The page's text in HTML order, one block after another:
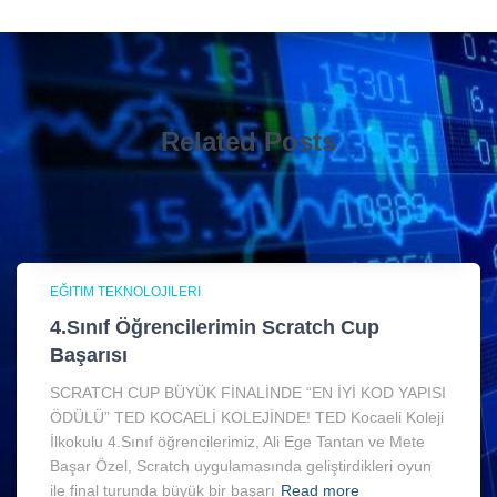
Related Posts
EĞITIM TEKNOLOJILERI
4.Sınıf Öğrencilerimin Scratch Cup
Başarısı
SCRATCH CUP BÜYÜK FİNALİNDE “EN İYİ KOD YAPISI
ÖDÜLÜ” TED KOCAELİ KOLEJİNDE! TED Kocaeli Koleji
İlkokulu 4.Sınıf öğrencilerimiz, Ali Ege Tantan ve Mete
Başar Özel, Scratch uygulamasında geliştirdikleri oyun
ile final turunda büyük bir başarı Read more